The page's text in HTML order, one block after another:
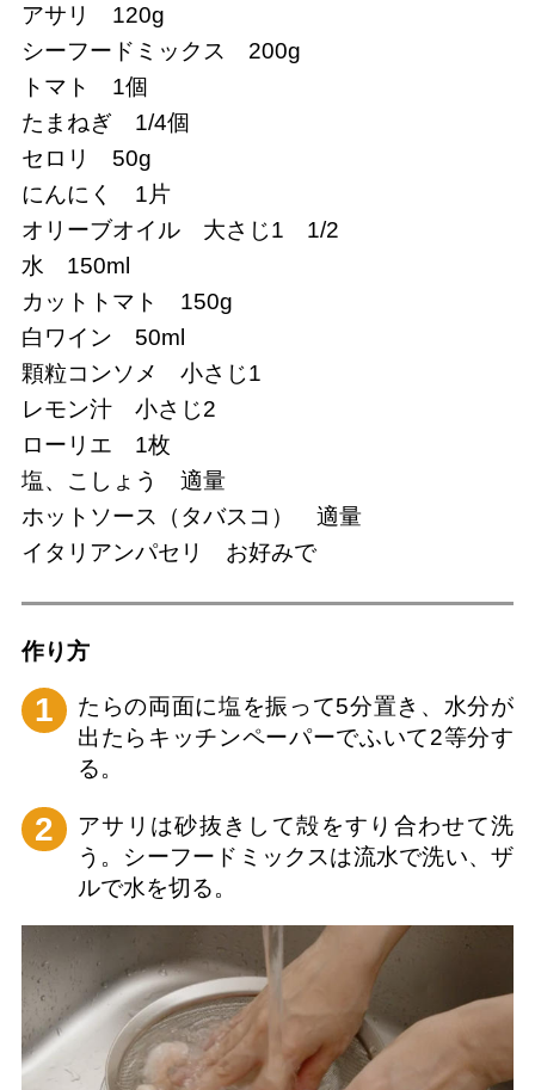
アサリ 120g
シーフードミックス 200g
トマト 1個
たまねぎ 1/4個
セロリ 50g
にんにく 1片
オリーブオイル 大さじ1 1/2
水 150ml
カットトマト 150g
白ワイン 50ml
顆粒コンソメ 小さじ1
レモン汁 小さじ2
ローリエ 1枚
塩、こしょう 適量
ホットソース（タバスコ） 適量
イタリアンパセリ お好みで
作り方
1
たらの両面に塩を振って5分置き、水分が
出たらキッチンペーパーでふいて2等分す
る。
2
アサリは砂抜きして殻をすり合わせて洗
う。シーフードミックスは流水で洗い、ザ
ルで水を切る。